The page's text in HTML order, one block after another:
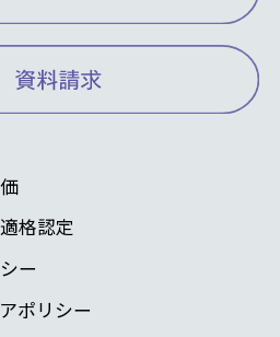
格認定
ー
ポリシー